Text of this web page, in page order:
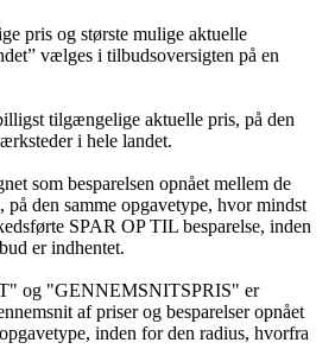
pris og største mulige aktuelle
vælges i tilbudsoversigten på en
tilgængelige aktuelle pris, på den
i hele landet.
som besparelsen opnået mellem de
den samme opgavetype, hvor mindst
SPAR OP TIL besparelse, inden
er indhentet.
og "GENNEMSNITSPRIS" er
af priser og besparelser opnået
inden for den radius, hvorfra